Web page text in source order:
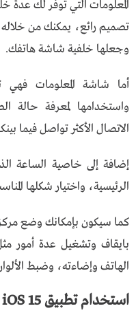
المعلومات التي توفر لك
تصميم رائع، يمكنك من
وجعلها خلفية شاشة هاتفك.
أما شاشة المعلومات
واستخدامها لمعرفة حالة
الاتصال الأكثر تواصل فيما
إضافة إلى خاصية الساعة
الرئيسية، واختيار شكلها
بايقاف وتشغيل عدة أمور
الهاتف وإضاءته، وضبط
استخدام تطبيق Launcher iOS 15